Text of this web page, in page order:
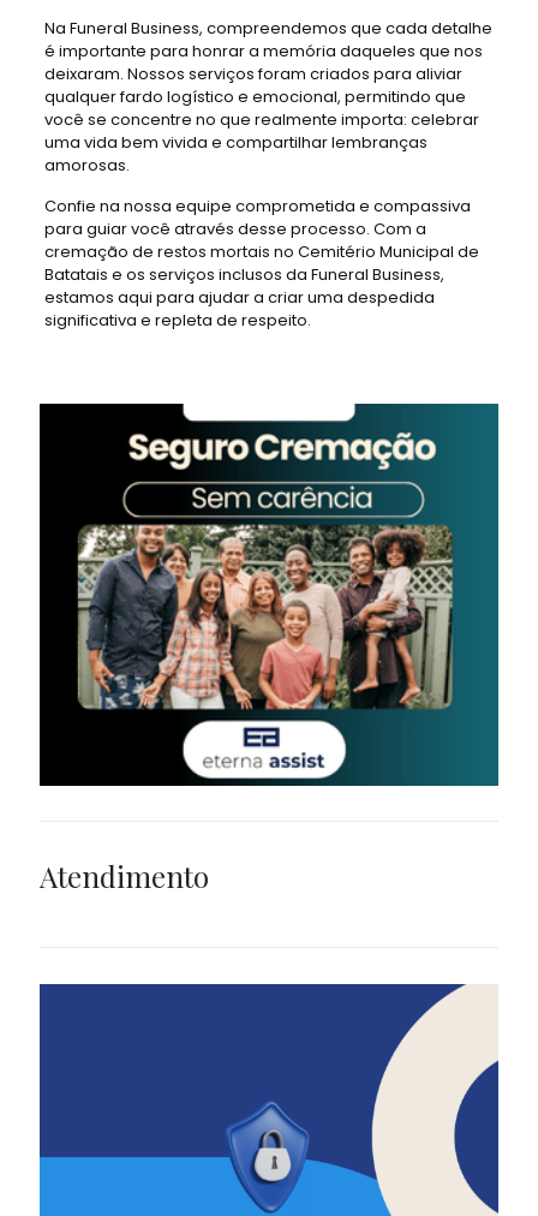
Na Funeral Business, compreendemos que cada detalhe
é importante para honrar a memória daqueles que nos
deixaram. Nossos serviços foram criados para aliviar
qualquer fardo logístico e emocional, permitindo que
você se concentre no que realmente importa: celebrar
uma vida bem vivida e compartilhar lembranças
amorosas.
Confie na nossa equipe comprometida e compassiva
para guiar você através desse processo. Com a
cremação de restos mortais no Cemitério Municipal de
Batatais e os serviços inclusos da Funeral Business,
estamos aqui para ajudar a criar uma despedida
significativa e repleta de respeito.
Atendimento